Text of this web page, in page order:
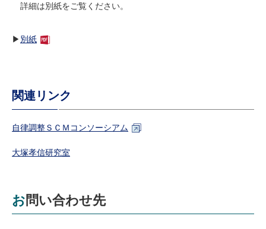
詳細は別紙をご覧ください。
▶ 別紙
関連リンク
自律調整ＳＣＭコンソーシアム
大塚孝信研究室
お問い合わせ先